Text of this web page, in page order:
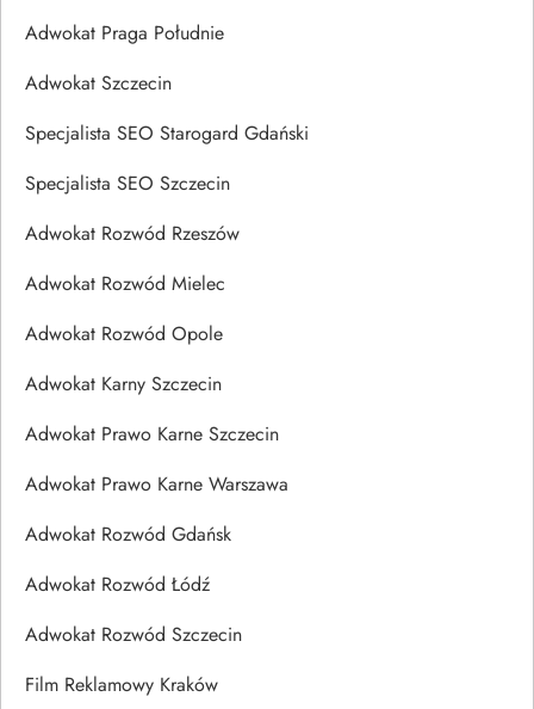
Adwokat Praga Południe
Adwokat Szczecin
Specjalista SEO Starogard Gdański
Specjalista SEO Szczecin
Adwokat Rozwód Rzeszów
Adwokat Rozwód Mielec
Adwokat Rozwód Opole
Adwokat Karny Szczecin
Adwokat Prawo Karne Szczecin
Adwokat Prawo Karne Warszawa
Adwokat Rozwód Gdańsk
Adwokat Rozwód Łódź
Adwokat Rozwód Szczecin
Film Reklamowy Kraków